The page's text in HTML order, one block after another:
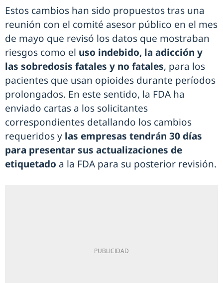
Estos cambios han sido propuestos tras una
reunión con el comité asesor público en el mes
de mayo que revisó los datos que mostraban
riesgos como el uso indebido, la adicción y
las sobredosis fatales y no fatales, para los
pacientes que usan opioides durante períodos
prolongados. En este sentido, la FDA ha
enviado cartas a los solicitantes
correspondientes detallando los cambios
requeridos y las empresas tendrán 30 días
para presentar sus actualizaciones de
etiquetado a la FDA para su posterior revisión.